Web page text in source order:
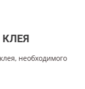
необходимого